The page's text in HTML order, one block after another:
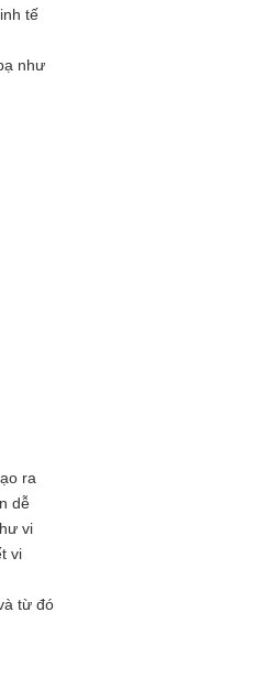
tế
như
ra
dễ
vi
vi
từ đó